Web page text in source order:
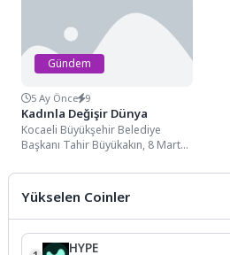
açıyor.Modern mimarisi,...
Gündem
5 Ay Önce 9
Kadınla Değişir Dünya
Kocaeli Büyükşehir Belediye
Başkanı Tahir Büyükakın, 8 Mart
düzenlenen “Kadınla Değişir...
Yükselen Coinler
HYPE